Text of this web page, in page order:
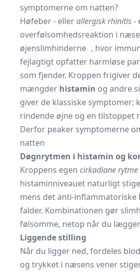
symptomerne om natten?
Høfeber - ellerallergisk rhinitis-
overfølsomhedsreaktion i
øjenslimhinderne , hvor
fejlagtigt opfatter harmløse
som fjender. Kroppen frigiver
mængder histamin og andre
giver de klassiske symptomer:
rindende øjne og en tilstoppet
Derfor peaker symptomerne
natten
Døgnrytmen i histamin og
Kroppens egen cirkadiane rytme
histamin­niveauet naturligt
mens det anti-inflammatoriske
falder. Kombinationen gør
følsomme, netop når du
Liggende stilling
Når du ligger ned, fordeles
og trykket i næsens vener